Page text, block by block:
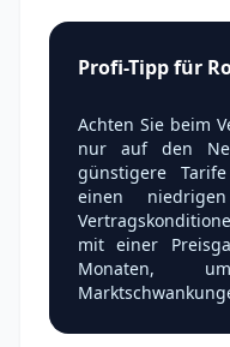
Profi-Tipp für
Achten Sie beim
nur auf den
günstigere
einen
mit einer
Monaten,